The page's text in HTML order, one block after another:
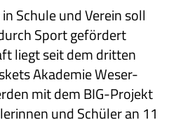
Schule und Verein soll
Sport gefördert
liegt seit dem dritten
Akademie Weser-
mit dem BIG-Projekt
und Schüler an 11